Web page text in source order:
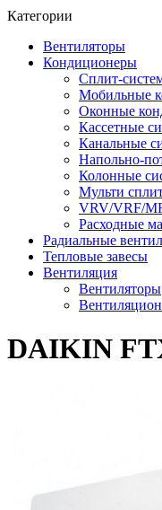
Категории
Вентиляторы
Кондиционеры
Сплит-
Мобильные
Оконные
Кассетные
Канальные
Напольно-
Колонные
Мульти
VRV/VRF/
Расходные
Радиальные
Тепловые завесы
Вентиляция
Вентиляторы
DAIKIN